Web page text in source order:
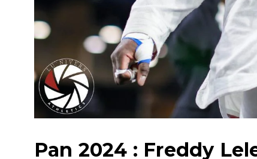
Pan 2024 : Freddy